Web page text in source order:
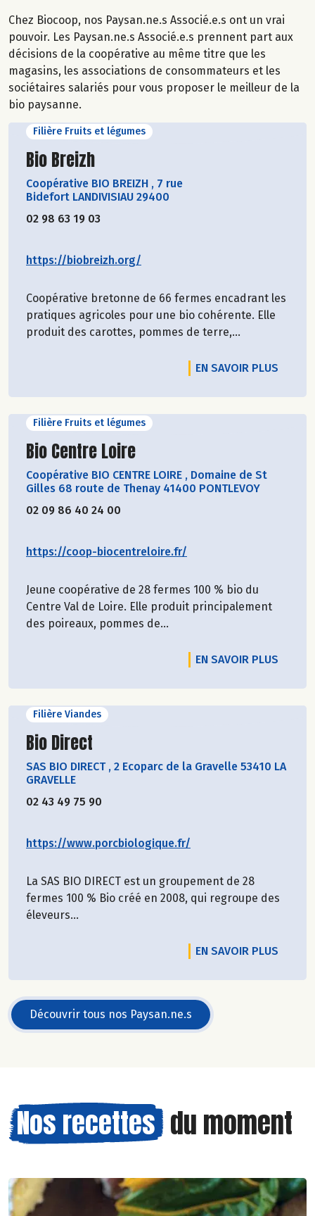
Chez Biocoop, nos Paysan.ne.s Associé.e.s ont un vrai
pouvoir. Les Paysan.ne.s Associé.e.s prennent part aux
décisions de la coopérative au même titre que les
magasins, les associations de consommateurs et les
sociétaires salariés pour vous proposer le meilleur de la
bio paysanne.
Filière Fruits et légumes
Découvrir le producteur
Bio Breizh
Coopérative BIO BREIZH , 7 rue
Bidefort LANDIVISIAU 29400
02 98 63 19 03
https://biobreizh.org/
Coopérative bretonne de 66 fermes encadrant les
pratiques agricoles pour une bio cohérente. Elle
produit des carottes, pommes de terre,...
EN SAVOIR PLUS
Filière Fruits et légumes
Découvrir le producteur
Bio Centre Loire
Coopérative BIO CENTRE LOIRE , Domaine de St
Gilles 68 route de Thenay 41400 PONTLEVOY
02 09 86 40 24 00
https://coop-biocentreloire.fr/
Jeune coopérative de 28 fermes 100 % bio du
Centre Val de Loire. Elle produit principalement
des poireaux, pommes de...
EN SAVOIR PLUS
Filière Viandes
Découvrir le producteur
Bio Direct
SAS BIO DIRECT , 2 Ecoparc de la Gravelle 53410 LA
GRAVELLE
02 43 49 75 90
https://www.porcbiologique.fr/
La SAS BIO DIRECT est un groupement de 28
fermes 100 % Bio créé en 2008, qui regroupe des
éleveurs...
EN SAVOIR PLUS
Découvrir tous nos Paysan.ne.s
Nos recettes du moment